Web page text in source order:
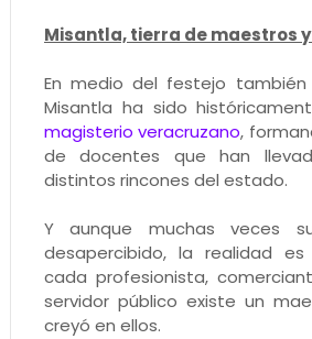
Misantla, tierra de maestros
En medio del festejo
Misantla ha sido
magisterio veracruzano,
de docentes que han
distintos rincones del estado.
Y aunque muchas veces
desapercibido, la realidad
cada profesionista,
servidor público existe un
creyó en ellos.